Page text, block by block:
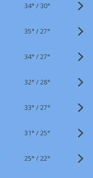
34° /30°
35° /27°
34° /27°
32° /28°
33° /27°
31° /25°
25° /22°